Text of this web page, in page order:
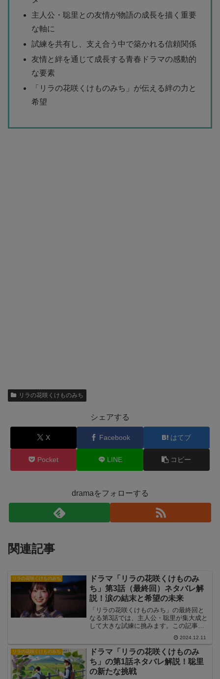
主人公・聡里との友情が物語の成長を描く重要
な軸に
試練を共有し、支え合う中で築かれる信頼関係
友情と絆を通じて成長する青春ドラマの感動的
な要素
「リラの花咲くけものみち」が伝える絆の力と
希望
リラの花咲くけものみち
シェアする
X Facebook はてブ
Pocket LINE コピー
dramaをフォローする
関連記事
リラの花咲くけものみち
ドラマ「リラの花咲くけものみ
ち」第3話（最終回）ネタバレ解
説！涙の結末と希望の未来
「リラの花咲くけものみち」の最終回と
なる第3話では、主人公・聡里が集大成と
して大きな試練に挑みます。この記事で
は、第3話のあらすじや注目シーンを詳し
く解説し、感動の結末に迫ります。
2024.12.11
リラの花咲くけものみち
ドラマ「リラの花咲くけものみ
ち」の第1話ネタバレ解説！聡里
の新たな挑戦